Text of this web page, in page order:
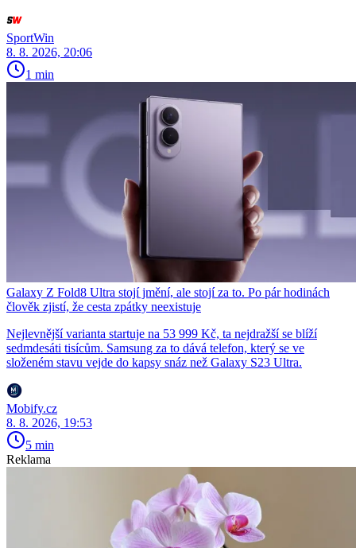
SportWin
8. 8. 2026, 20:06
1 min
Galaxy Z Fold8 Ultra stojí jmění, ale stojí za to. Po pár hodinách
člověk zjistí, že cesta zpátky neexistuje
Nejlevnější varianta startuje na 53 999 Kč, ta nejdražší se blíží
sedmdesáti tisícům. Samsung za to dává telefon, který se ve
složeném stavu vejde do kapsy snáz než Galaxy S23 Ultra.
Mobify.cz
8. 8. 2026, 19:53
5 min
Reklama